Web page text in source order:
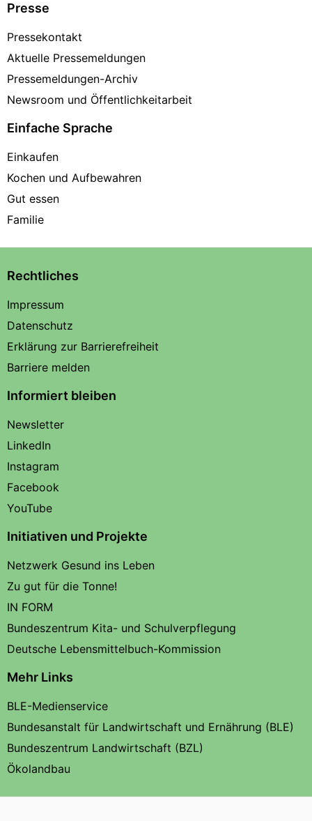
Presse
Pressekontakt
Aktuelle Pressemeldungen
Pressemeldungen-Archiv
Newsroom und Öffentlichkeitarbeit
Einfache Sprache
Einkaufen
Kochen und Aufbewahren
Gut essen
Familie
Rechtliches
Impressum
Datenschutz
Erklärung zur Barrierefreiheit
Barriere melden
Informiert bleiben
Newsletter
LinkedIn
Instagram
Facebook
YouTube
Initiativen und Projekte
Netzwerk Gesund ins Leben
Zu gut für die Tonne!
IN FORM
Bundeszentrum Kita- und Schulverpflegung
Deutsche Lebensmittelbuch-Kommission
Mehr Links
BLE-Medienservice
Bundesanstalt für Landwirtschaft und Ernährung (BLE)
Bundeszentrum Landwirtschaft (BZL)
Ökolandbau